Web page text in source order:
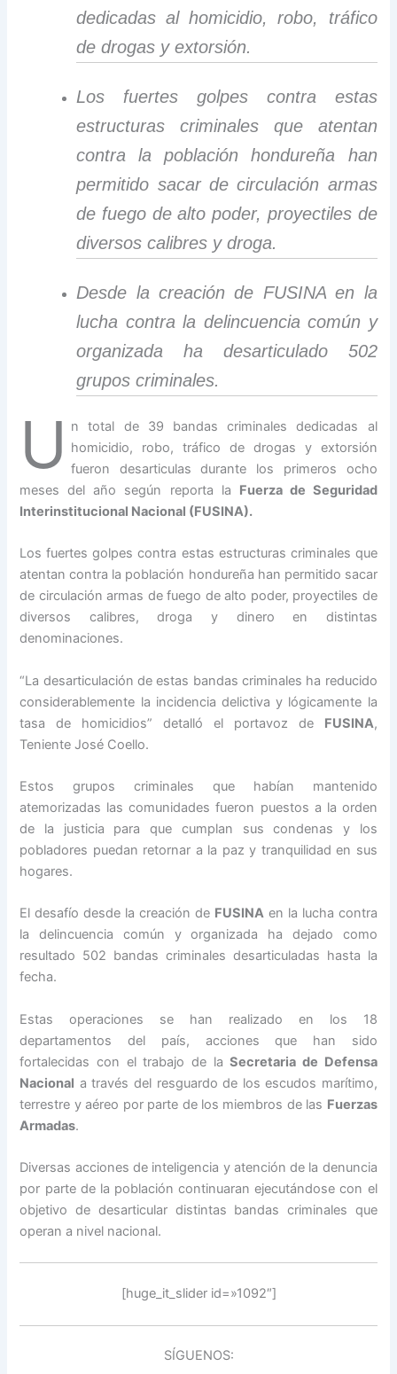
dedicadas al homicidio, robo, tráfico
de drogas y extorsión.
Los fuertes golpes contra estas
estructuras criminales que atentan
contra la población hondureña han
permitido sacar de circulación armas
de fuego de alto poder, proyectiles de
diversos calibres y droga.
Desde la creación de FUSINA en la
lucha contra la delincuencia común y
organizada ha desarticulado 502
grupos criminales.
U
n total de 39 bandas criminales dedicadas al
homicidio, robo, tráfico de drogas y extorsión
fueron desarticulas durante los primeros ocho
meses del año según reporta la Fuerza de Seguridad
Interinstitucional Nacional (FUSINA).
Los fuertes golpes contra estas estructuras criminales que
atentan contra la población hondureña han permitido sacar
de circulación armas de fuego de alto poder, proyectiles de
diversos calibres, droga y dinero en distintas
denominaciones.
“La desarticulación de estas bandas criminales ha reducido
considerablemente la incidencia delictiva y lógicamente la
tasa de homicidios” detalló el portavoz de FUSINA,
Teniente José Coello.
Estos grupos criminales que habían mantenido
atemorizadas las comunidades fueron puestos a la orden
de la justicia para que cumplan sus condenas y los
pobladores puedan retornar a la paz y tranquilidad en sus
hogares.
El desafío desde la creación de FUSINAen la lucha contra
la delincuencia común y organizada ha dejado como
resultado 502 bandas criminales desarticuladas hasta la
fecha.
Estas operaciones se han realizado en los 18
departamentos del país, acciones que han sido
fortalecidas con el trabajo de laSecretaria de Defensa
Nacional a través del resguardo de los escudos marítimo,
terrestre y aéreo por parte de los miembros de las Fuerzas
Armadas.
Diversas acciones de inteligencia y atención de la denuncia
por parte de la población continuaran ejecutándose con el
objetivo de desarticular distintas bandas criminales que
operan a nivel nacional.
[huge_it_slider id=»1092″]
SÍGUENOS: